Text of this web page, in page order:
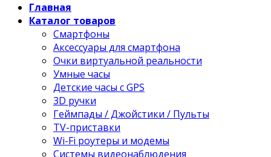
Главная
Каталог товаров
Смартфоны
Аксессуары для смартфона
Очки виртуальной реальности
Умные часы
Детские часы с GPS
3D ручки
Геймпады / Джойстики / Пульты
TV-приставки
Wi-Fi роутеры и модемы
Системы видеонаблюдения